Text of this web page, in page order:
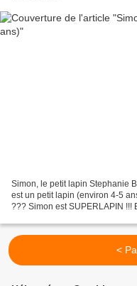
Simon, le petit lapin Stephanie
est un petit lapin (environ 4-5
??? Simon est SUPERLAPIN !!!
<